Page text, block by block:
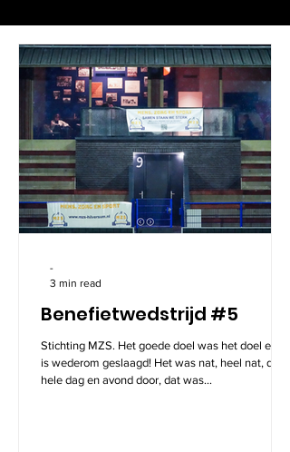
Benefietwedstrijd #5
Stichting MZS. Het goede doel was het doel en dit
is wederom geslaagd! Het was nat, heel nat, de
hele dag en avond door, dat was...
-
3 min read